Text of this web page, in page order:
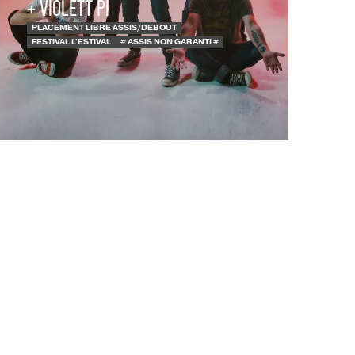
+ VIOLETT PI
PLACEMENT LIBRE ASSIS/DEBOUT
FESTIVAL L'ESTIVAL
# ASSIS NON GARANTI #